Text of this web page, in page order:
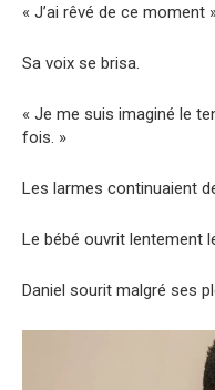
« J’ai rêvé de ce moment
Sa voix se brisa.
« Je me suis imaginé le
fois. »
Les larmes continuaient
Le bébé ouvrit lentement
Daniel sourit malgré ses